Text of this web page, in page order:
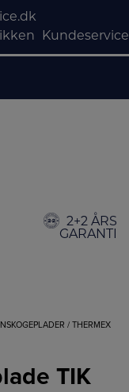
Kundeservice
2+2 ÅRS
GARANTI
/ THERMEX
TIK